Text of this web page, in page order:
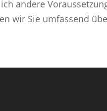
andere
wir Sie umfassend